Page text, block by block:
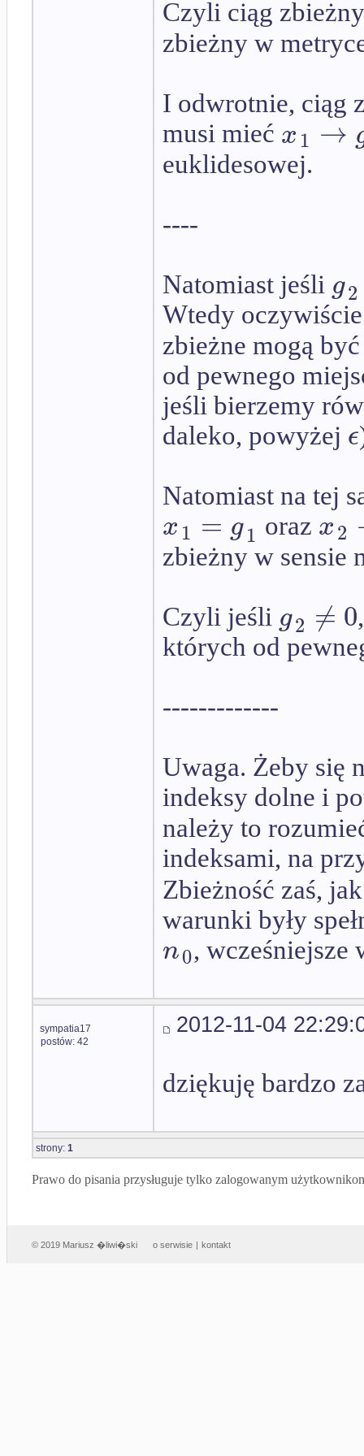
Czyli ciąg
zbieżny w
I odwrotnie, ciąg
musi mieć x1 →
euklidesowej.
----
Natomiast jeśli g2
Wtedy
zbieżne mogą
od pewnego
jeśli bierzemy
daleko, powyżej ϵ
Natomiast na tej
x1 = g1 oraz x2
zbieżny w sensie
Czyli jeśli g2 ≠ 0
których od
-------------
Uwaga. Żeby się
indeksy dolne i
należy to
indeksami, na
Zbieżność zaś,
warunki były
n0, wcześniejsze
sympatia17
postów: 42
2012-11-04
dziękuję bardzo
strony: 1
Prawo do pisania przysługuje tylko zalogowanym
© 2019 Mariusz �liwi�ski o serwisie | kontakt